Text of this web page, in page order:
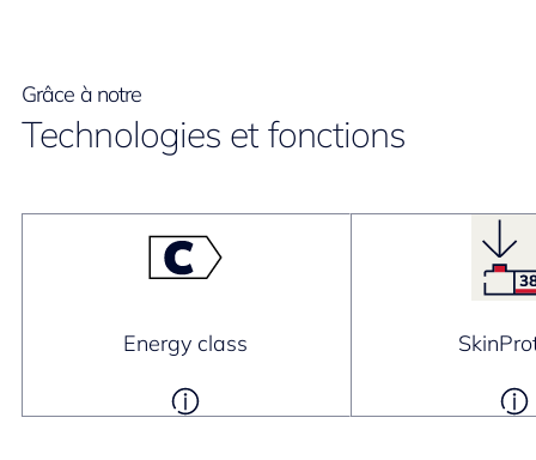
Grâce à notre
Technologies et fonctions
Energy class